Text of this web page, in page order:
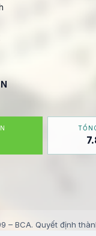
– BCA. Quyết định